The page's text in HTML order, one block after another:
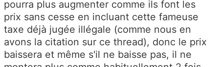
pourra plus augmenter comme ils font les
prix sans cesse en incluant cette fameuse
taxe déjà jugée illégale (comme nous en
avons la citation sur ce thread), donc le prix
baissera et même s'il ne baisse pas, il ne